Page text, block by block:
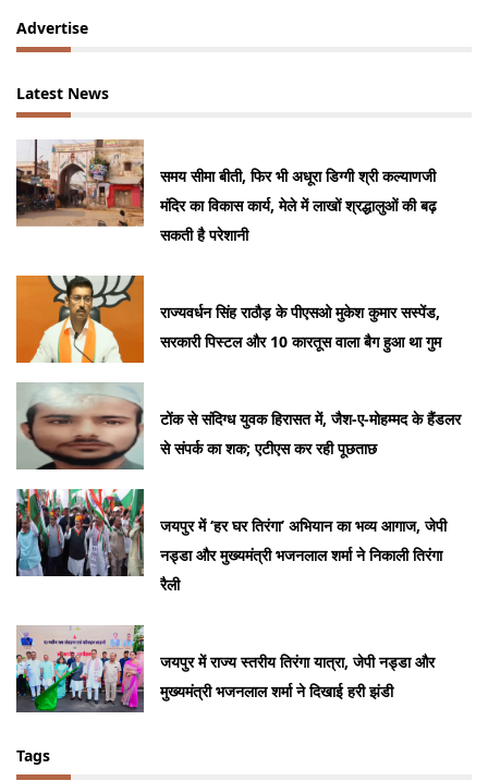
Advertise
Latest News
समय सीमा बीती, फिर भी अधूरा डिग्गी श्री कल्याणजी
मंदिर का विकास कार्य, मेले में लाखों श्रद्धालुओं की बढ़
सकती है परेशानी
राज्यवर्धन सिंह राठौड़ के पीएसओ मुकेश कुमार सस्पेंड,
सरकारी पिस्टल और 10 कारतूस वाला बैग हुआ था गुम
टोंक से संदिग्ध युवक हिरासत में, जैश-ए-मोहम्मद के हैंडलर
से संपर्क का शक; एटीएस कर रही पूछताछ
जयपुर में ‘हर घर तिरंगा’ अभियान का भव्य आगाज, जेपी
नड्डा और मुख्यमंत्री भजनलाल शर्मा ने निकाली तिरंगा
रैली
जयपुर में राज्य स्तरीय तिरंगा यात्रा, जेपी नड्डा और
मुख्यमंत्री भजनलाल शर्मा ने दिखाई हरी झंडी
Tags